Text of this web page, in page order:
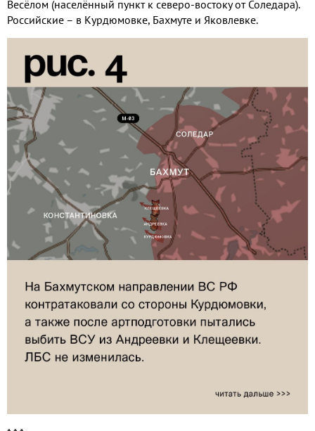
Весёлом (населённый пункт к северо-востоку от Соледара).
Российские – в Курдюмовке, Бахмуте и Яковлевке.